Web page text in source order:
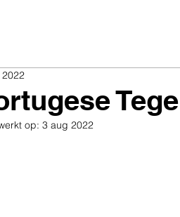
op: 3 aug 2022